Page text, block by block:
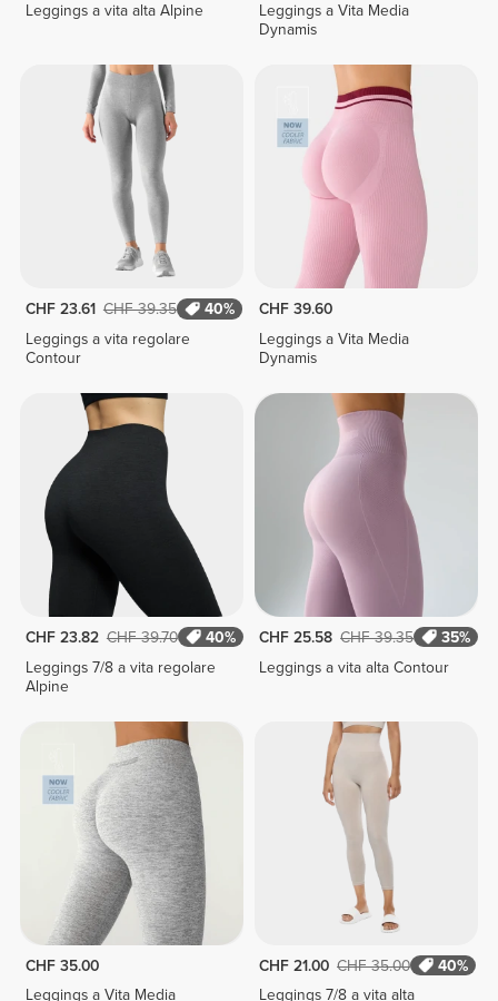
Leggings a vita alta Alpine
Leggings a Vita Media
Dynamis
CHF 23.61 CHF 39.35
40%
Leggings a vita regolare
Contour
CHF 39.60
Leggings a Vita Media
Dynamis
CHF 23.82 CHF 39.70
40%
Leggings 7/8 a vita regolare
Alpine
CHF 25.58 CHF 39.35
35%
Leggings a vita alta Contour
CHF 35.00
Leggings a Vita Media
CHF 21.00 CHF 35.00
40%
Leggings 7/8 a vita alta